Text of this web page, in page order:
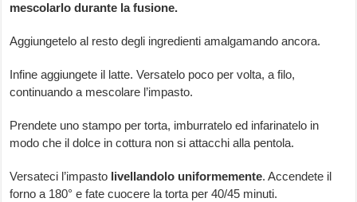
mescolarlo durante la fusione.
Aggiungetelo al resto degli ingredienti amalgamando ancora.
Infine aggiungete il latte. Versatelo poco per volta, a filo,
continuando a mescolare l’impasto.
Prendete uno stampo per torta, imburratelo ed infarinatelo in
modo che il dolce in cottura non si attacchi alla pentola.
Versateci l’impasto livellandolo uniformemente. Accendete il
forno a 180° e fate cuocere la torta per 40/45 minuti.